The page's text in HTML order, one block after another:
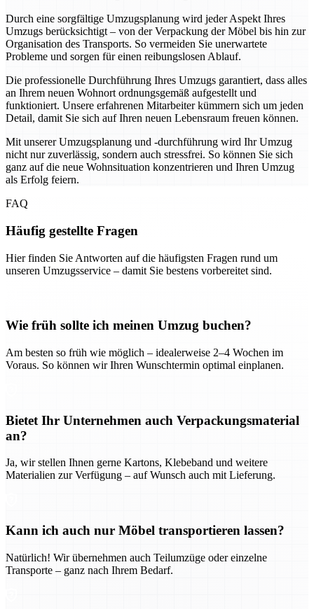
Durch eine sorgfältige Umzugsplanung wird jeder Aspekt Ihres
Umzugs berücksichtigt – von der Verpackung der Möbel bis hin zur
Organisation des Transports. So vermeiden Sie unerwartete
Probleme und sorgen für einen reibungslosen Ablauf.
Die professionelle Durchführung Ihres Umzugs garantiert, dass alles
an Ihrem neuen Wohnort ordnungsgemäß aufgestellt und
funktioniert. Unsere erfahrenen Mitarbeiter kümmern sich um jeden
Detail, damit Sie sich auf Ihren neuen Lebensraum freuen können.
Mit unserer Umzugsplanung und -durchführung wird Ihr Umzug
nicht nur zuverlässig, sondern auch stressfrei. So können Sie sich
ganz auf die neue Wohnsituation konzentrieren und Ihren Umzug
als Erfolg feiern.
FAQ
Häufig gestellte Fragen
Hier finden Sie Antworten auf die häufigsten Fragen rund um
unseren Umzugsservice – damit Sie bestens vorbereitet sind.
Wie früh sollte ich meinen Umzug buchen?
Am besten so früh wie möglich – idealerweise 2–4 Wochen im
Voraus. So können wir Ihren Wunschtermin optimal einplanen.
Bietet Ihr Unternehmen auch Verpackungsmaterial
an?
Ja, wir stellen Ihnen gerne Kartons, Klebeband und weitere
Materialien zur Verfügung – auf Wunsch auch mit Lieferung.
Kann ich auch nur Möbel transportieren lassen?
Natürlich! Wir übernehmen auch Teilumzüge oder einzelne
Transporte – ganz nach Ihrem Bedarf.